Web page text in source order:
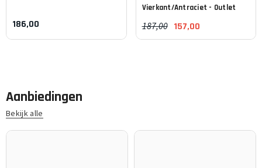
186,00
Vierkant/Antraciet - Outlet
187,00 157,00
Aanbiedingen
Bekijk alle